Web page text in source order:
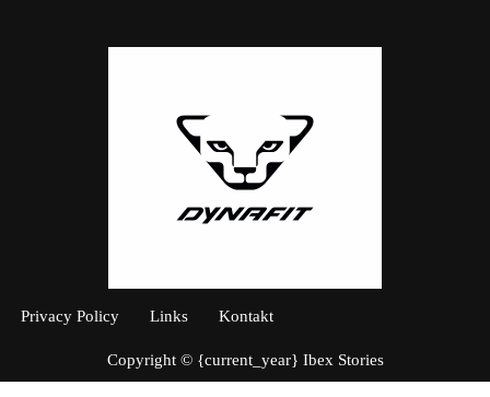
Privacy Policy Links Kontakt
Copyright © {current_year} Ibex Stories